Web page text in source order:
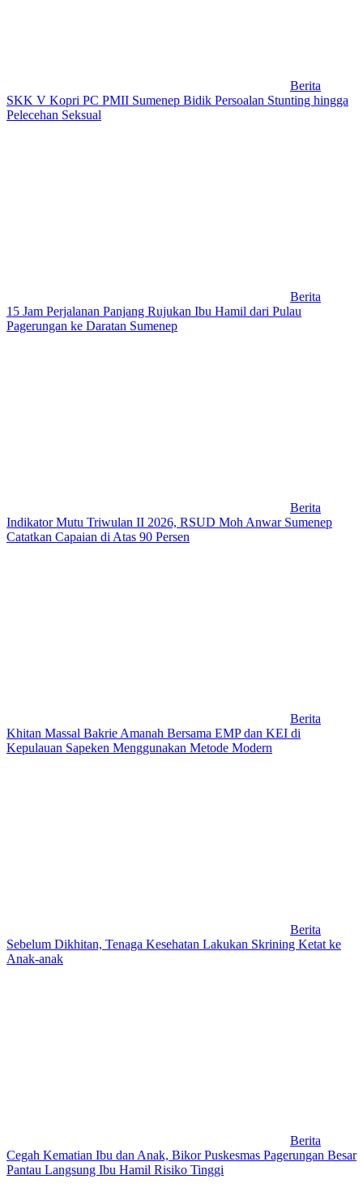
Berita
SKK V Kopri PC PMII Sumenep Bidik Persoalan Stunting hingga
Pelecehan Seksual
Berita
15 Jam Perjalanan Panjang Rujukan Ibu Hamil dari Pulau
Pagerungan ke Daratan Sumenep
Berita
Indikator Mutu Triwulan II 2026, RSUD Moh Anwar Sumenep
Catatkan Capaian di Atas 90 Persen
Berita
Khitan Massal Bakrie Amanah Bersama EMP dan KEI di
Kepulauan Sapeken Menggunakan Metode Modern
Berita
Sebelum Dikhitan, Tenaga Kesehatan Lakukan Skrining Ketat ke
Anak-anak
Berita
Cegah Kematian Ibu dan Anak, Bikor Puskesmas Pagerungan Besar
Pantau Langsung Ibu Hamil Risiko Tinggi